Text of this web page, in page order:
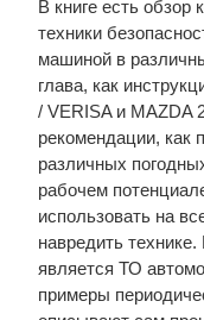
В книге есть обзор
техники
машиной в
глава, как
/ VERISA и MAZDA
рекомендации, как
различных
рабочем
использовать на
навредить
является ТО
примеры